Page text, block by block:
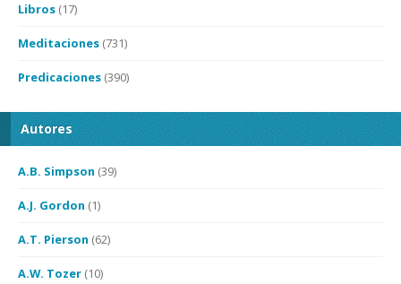
Libros (17)
Meditaciones (731)
Predicaciones (390)
Autores
A.B. Simpson (39)
A.J. Gordon (1)
A.T. Pierson (62)
A.W. Tozer (10)